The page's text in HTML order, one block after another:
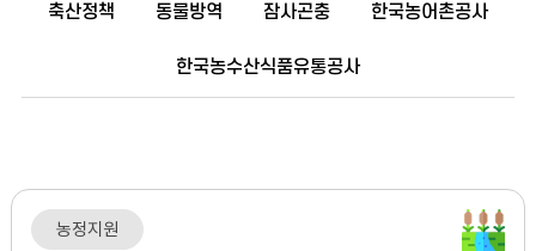
축산정책 동물방역 잠사곤충 한국농어촌공사
한국농수산식품유통공사
농정지원